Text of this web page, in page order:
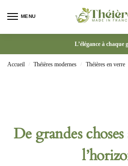
MENU
L’élégance à chaque
Accueil / Théières modernes / Théières en verre
De grandes